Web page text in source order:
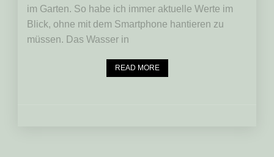
im Garten. So habe ich immer aktuelle Werte im
Blick, ohne mit dem Smartphone hantieren zu
müssen. Das Wasser in
READ MORE